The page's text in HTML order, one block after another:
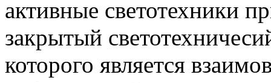
активные светотехники
закрытый
которого является